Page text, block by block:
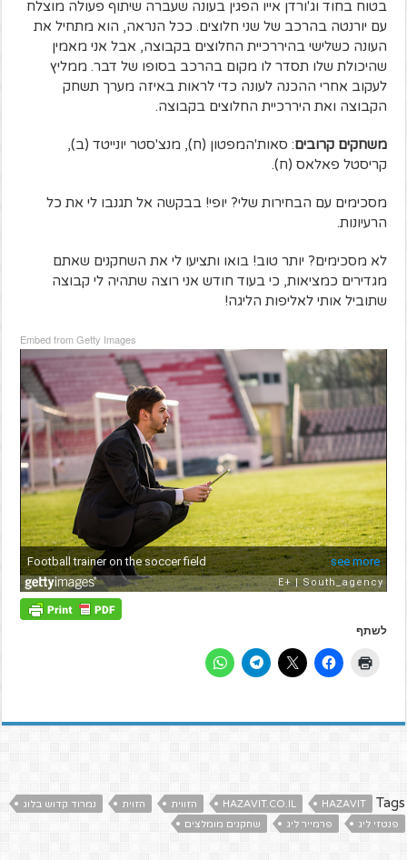
בטוח בחוד וג'ורדן אייו הפגין בעונה שעברה שיתוף פעולה מוצלח
עם יורנטה בהרכב של שני חלוצים. ככל הנראה, הוא מתחיל את
העונה כשלישי בהיררכיית החלוצים בקבוצה, אבל אני מאמין
שהיכולת שלו תסדר לו מקום בהרכב בסופו של דבר. ממליץ
לעקוב אחרי ההכנה לעונה כדי לראות באיזה מערך תשחק
הקבוצה ואת היררכיית החלוצים בקבוצה.
משחקים קרובים: סאות'המפטון (ח), מנצ'סטר יונייטד (ב),
קריסטל פאלאס (ח).
מסכימים עם הבחירות שלי? יופי! בבקשה אל תגנבו לי את כל
הרעיונות.
לא מסכימים? יותר טוב! בואו ותציעו לי את השחקנים שאתם
מגדירים כמציאות, כי בעוד חודש אני רוצה שתהיה לי קבוצה
שתוביל אותי לאליפות הליגה!
Embed from Getty Images
לשתף
Tags
HAZAVIT
HAZAVIT.CO.IL הזווית הזוית
נמרוד קדוש בלוג
פנטזי ליג
פרמייר ליג שחקנים מומלצים